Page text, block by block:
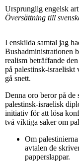
Ursprunglig engelsk
Översättning till
I enskilda samtal jag
Bushadministrationen
realism beträffande
på palestinsk-israeliskt
gå snett.
Denna oro beror på de
palestinsk-israelisk
initiativ för att lösa
två viktiga saker om
Om
avtalen de
papperslappar.